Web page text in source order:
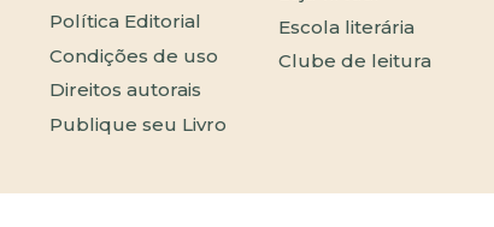
Política Editorial
Condições de uso
Direitos autorais
Publique seu Livro
Escola literária
Clube de leitura